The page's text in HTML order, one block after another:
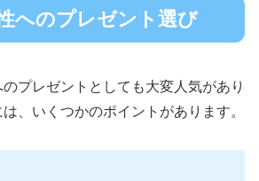
へのプレゼント選び
プレゼントとしても大変人気があり
、いくつかのポイントがあります。